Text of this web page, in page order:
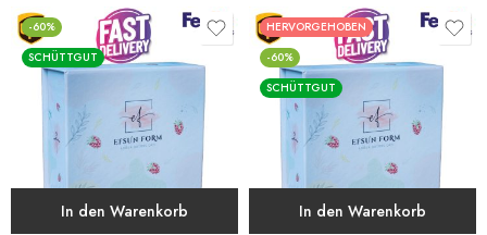
-60%
SCHÜTTGUT
In den Warenkorb
HERVORGEHOBEN
-60%
SCHÜTTGUT
In den Warenkorb